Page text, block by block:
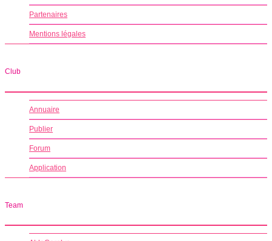
Partenaires
Mentions légales
Club
Annuaire
Publier
Forum
Application
Team